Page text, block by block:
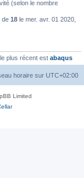
(selon le nombre
de 18 le mer. avr. 01 2020,
plus récent est abaqus
horaire sur UTC+02:00
Limited